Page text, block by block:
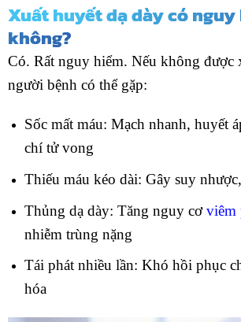
Xuất huyết dạ dày có nguy
không?
Có. Rất nguy hiểm. Nếu không
người bệnh có thể gặp:
Sốc mất máu: Mạch nhanh, huyết
chí tử vong
Thiếu máu kéo dài: Gây suy
Thủng dạ dày: Tăng nguy cơviêm
nhiễm trùng nặng
Tái phát nhiều lần: Khó hồi phục
hóa